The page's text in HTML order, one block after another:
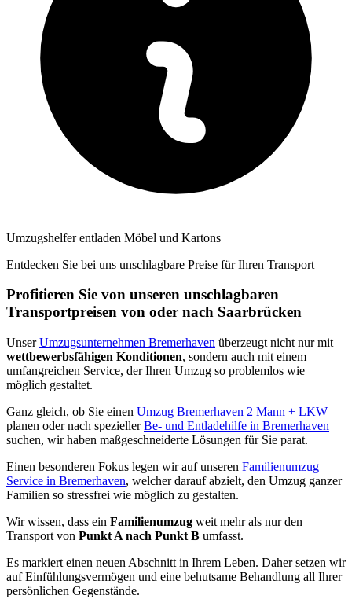
Umzugshelfer entladen Möbel und Kartons
Entdecken Sie bei uns unschlagbare Preise für Ihren Transport
Profitieren Sie von unseren unschlagbaren
Transportpreisen von oder nach Saarbrücken
UnserUmzugsunternehmen Bremerhaven überzeugt nicht nur mit
wettbewerbsfähigen Konditionen, sondern auch mit einem
umfangreichen Service, der Ihren Umzug so problemlos wie
möglich gestaltet.
Ganz gleich, ob Sie einen Umzug Bremerhaven 2 Mann + LKW
planen oder nach speziellerBe- und Entladehilfe in Bremerhaven
suchen, wir haben maßgeschneiderte Lösungen für Sie parat.
Einen besonderen Fokus legen wir auf unseren Familienumzug
Service in Bremerhaven, welcher darauf abzielt, den Umzug ganzer
Familien so stressfrei wie möglich zu gestalten.
Wir wissen, dass ein Familienumzug weit mehr als nur den
Transport von Punkt A nach Punkt B umfasst.
Es markiert einen neuen Abschnitt in Ihrem Leben. Daher setzen wir
auf Einfühlungsvermögen und eine behutsame Behandlung all Ihrer
persönlichen Gegenstände.